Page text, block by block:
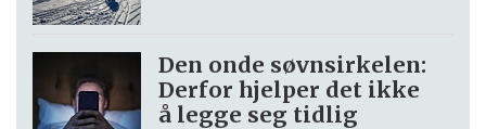
Den onde søvnsirkelen:
Derfor hjelper det ikke
å legge seg tidlig